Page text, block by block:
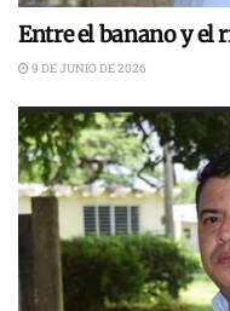
Entre el banano y el
9 DE JUNIO DE 2026